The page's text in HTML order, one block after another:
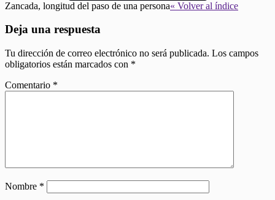
Zancada, longitud del paso de una persona« Volver al índice
Deja una respuesta
Tu dirección de correo electrónico no será publicada. Los campos
obligatorios están marcados con *
Comentario *
Nombre *